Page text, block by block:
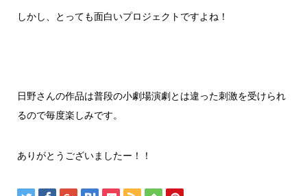
しかし、とっても面白いプロジェクトですよね！
日野さんの作品は普段の小劇場演劇とは違った刺激を受けられ
るので毎度楽しみです。
ありがとうございましたー！！